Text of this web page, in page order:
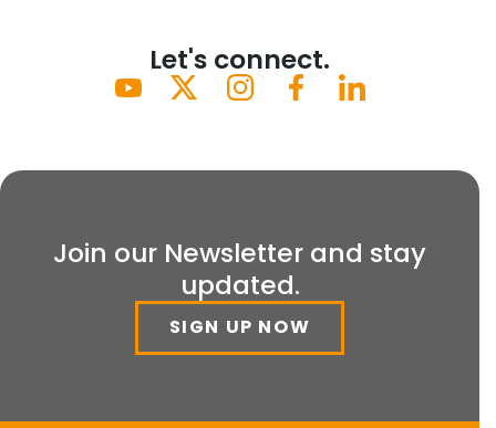
Let's connect.
Join our Newsletter and stay
updated.
SIGN UP NOW